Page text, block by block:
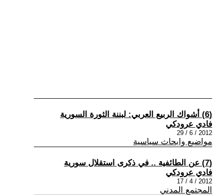
(6) أشواك الربيع العربي: لبننة الثورة السورية
فادي عرودكي
2012 / 6 / 29
مواضيع وابحاث سياسية
(7) عن الطائفية .. في ذكرى استقلال سورية
فادي عرودكي
2012 / 4 / 17
المجتمع المدني